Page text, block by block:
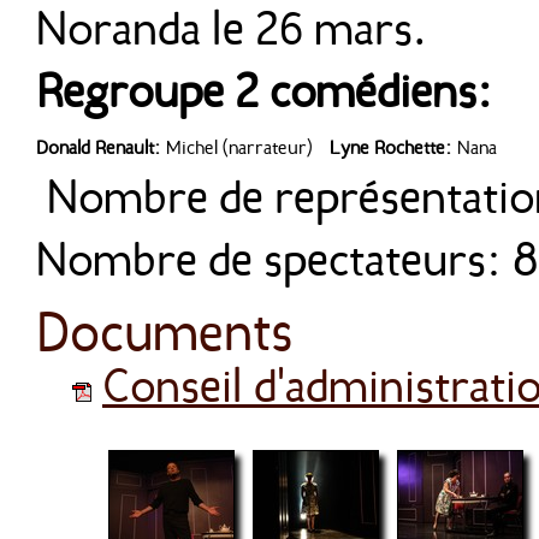
Noranda le 26 mars.
Regroupe 2 comédiens:
Donald Renault: Michel (narrateur) Lyne Rochette: Nana
Nombre de
Nombre de spectateurs:
Documents
Conseil